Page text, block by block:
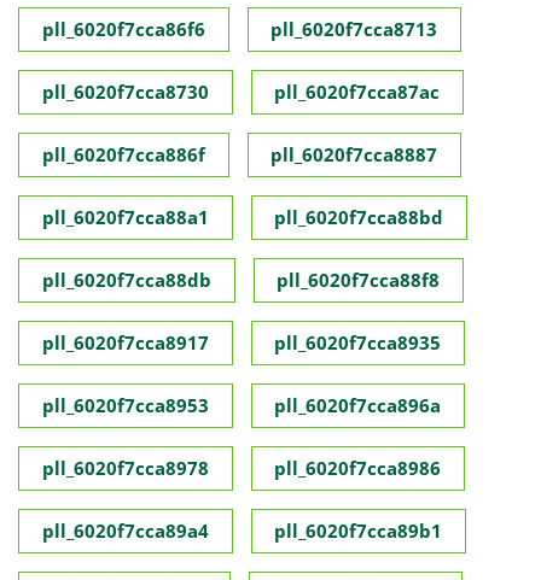
pll_6020f7cca86f6 pll_6020f7cca8713
pll_6020f7cca8730 pll_6020f7cca87ac
pll_6020f7cca886f pll_6020f7cca8887
pll_6020f7cca88a1 pll_6020f7cca88bd
pll_6020f7cca88db pll_6020f7cca88f8
pll_6020f7cca8917 pll_6020f7cca8935
pll_6020f7cca8953 pll_6020f7cca896a
pll_6020f7cca8978 pll_6020f7cca8986
pll_6020f7cca89a4 pll_6020f7cca89b1